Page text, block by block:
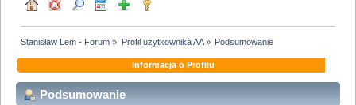
Stanisław Lem - Forum » Profil użytkownika AA» Podsumowanie
Informacja o Profilu
Podsumowanie